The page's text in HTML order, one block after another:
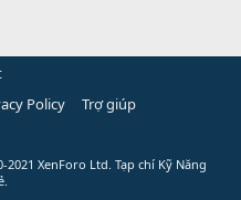
Policy
Trợ giúp
2021 XenForo Ltd. Tạp chí Kỹ Năng